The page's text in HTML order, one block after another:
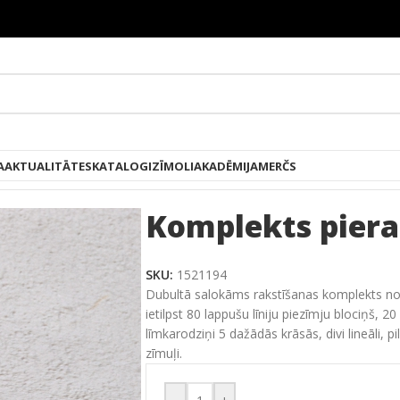
AKTUALITĀTESKATALOGIZĪMOLIAKADĒMIJAMERČS
Komplekts
SKU: 1521194
Dubultā salokāms rakstīšanas komplekts no
ietilpst 80 lappušu līniju piezīmju blociņš, 20
līmkarodziņi 5 dažādās krāsās, divi lineāli,
zīmuļi.